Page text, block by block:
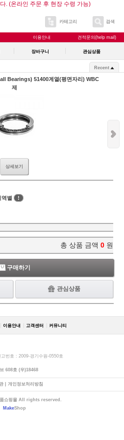
. (온라인 주문 후 현장 수령 가능)
카테고리 검색
이용안내 견적문의(help mail)
장바구니 관심상품
Recent
Bearings) 51400계열(평면자리) WBC
제
상세보기
역별 !
총 상품 금액 0 원
구매하기
관심상품
이용안내 고객센터 커뮤니티
번호 : 2009-경기수원-0550호
608호 (우)18468
| 개인정보처리방침
쇼핑몰 All rights reserved.
MakeShop